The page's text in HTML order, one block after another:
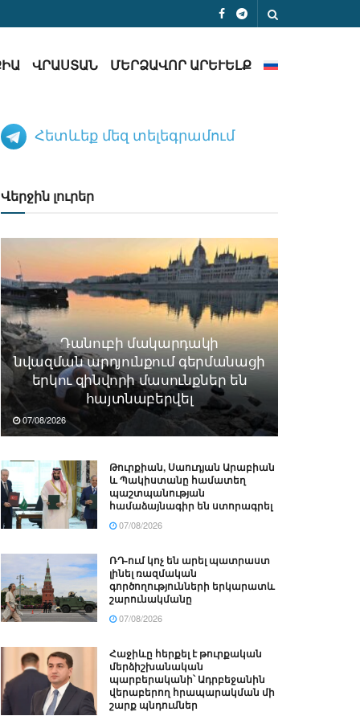
ՎՐԱՍՏԱՆ ՄԵՐՁԱՎՈՐ ԱՐԵՒԵԼՔ
Հետևեք մեզ տելեգրամում
Վերջին լուրեր
Դանուբի մակարդակի
նվազման արդյունքում գերմանացի
երկու զինվորի մասունքներ են
հայտնաբերվել
07/08/2026
Թուրքիան, Սաուդյան Արաբիան
և Պակիստանը համատեղ
պաշտպանության
համաձայնագիր են ստորագրել
07/08/2026
ՌԴ-ում կոչ են արել պատրաստ
լինել ռազմական
գործողությունների երկարատև
շարունակմանը
07/08/2026
Հաջիևը հերքել է թուրքական
մերձիշխանական
պարբերականի՝ Ադրբեջանին
վերաբերող հրապարակման մի
շարք պնդումներ